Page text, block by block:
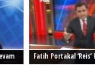
Fatih Portakal